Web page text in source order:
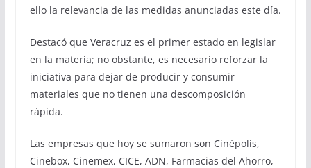
ello la relevancia de las medidas anunciadas este día.
Destacó que Veracruz es el primer estado en legislar
en la materia; no obstante, es necesario reforzar la
iniciativa para dejar de producir y consumir
materiales que no tienen una descomposición
rápida.
Las empresas que hoy se sumaron son Cinépolis,
Cinebox, Cinemex, CICE, ADN, Farmacias del Ahorro,